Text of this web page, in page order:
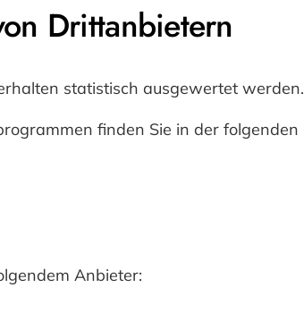
Dritt­anbietern
statistisch ausgewertet
finden Sie in der
Anbieter: